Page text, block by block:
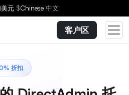
美元 $Chinese 中文
客户区
折扣